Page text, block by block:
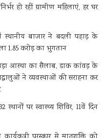
हो रहीं ग्रामीण महिलाएं, हर घर
बाजार ने बदली पहाड़ के
1.85 करोड़ का भुगतान
आस्था का सैलाब, डाक कांवड़ के
ने व्यवस्थाओं की सराहना कर
स्थानों पर स्वास्थ्य शिविर, 11वें दिन